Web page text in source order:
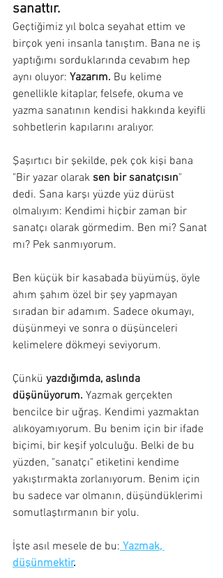
sanattır.
Geçtiğimiz yıl bolca seyahat ettim ve
birçok yeni insanla tanıştım. Bana ne iş
yaptığımı sorduklarında cevabım hep
aynı oluyor: Yazarım. Bu kelime
genellikle kitaplar, felsefe, okuma ve
yazma sanatının kendisi hakkında keyifli
sohbetlerin kapılarını aralıyor.
Şaşırtıcı bir şekilde, pek çok kişi bana
"Bir yazar olarak sen bir sanatçısın"
dedi. Sana karşı yüzde yüz dürüst
olmalıyım: Kendimi hiçbir zaman bir
sanatçı olarak görmedim. Ben mi? Sanat
mı? Pek sanmıyorum.
Ben küçük bir kasabada büyümüş, öyle
ahım şahım özel bir şey yapmayan
sıradan bir adamım. Sadece okumayı,
düşünmeyi ve sonra o düşünceleri
kelimelere dökmeyi seviyorum.
Çünkü yazdığımda, aslında
düşünüyorum. Yazmak gerçekten
bencilce bir uğraş. Kendimi yazmaktan
alıkoyamıyorum. Bu benim için bir ifade
biçimi, bir keşif yolculuğu. Belki de bu
yüzden, "sanatçı" etiketini kendime
yakıştırmakta zorlanıyorum. Benim için
bu sadece var olmanın, düşündüklerimi
somutlaştırmanın bir yolu.
İşte asıl mesele de bu: Yazmak,
düşünmektir.